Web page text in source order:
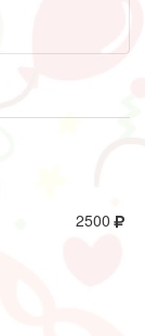
2500